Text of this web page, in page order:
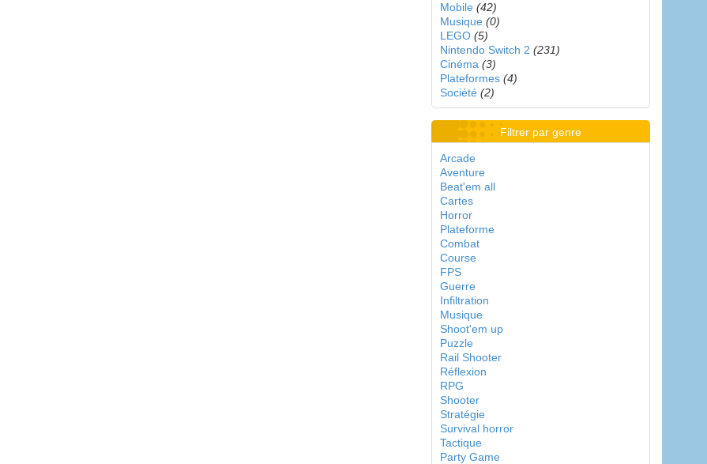
Mobile (42)
Musique (0)
LEGO (5)
Nintendo Switch 2 (231)
Cinéma (3)
Plateformes (4)
Société (2)
Filtrer par genre
Arcade
Aventure
Beat'em all
Cartes
Horror
Plateforme
Combat
Course
FPS
Guerre
Infiltration
Musique
Shoot'em up
Puzzle
Rail Shooter
Réflexion
RPG
Shooter
Stratégie
Survival horror
Tactique
Party Game